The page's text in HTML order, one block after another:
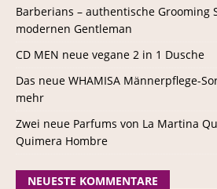
Barberians – authentische Grooming
modernen Gentleman
CD MEN neue vegane 2 in 1 Dusche
Das neue WHAMISA Männerpflege-
mehr
Zwei neue Parfums von La Martina
Quimera Hombre
NEUESTE KOMMENTARE